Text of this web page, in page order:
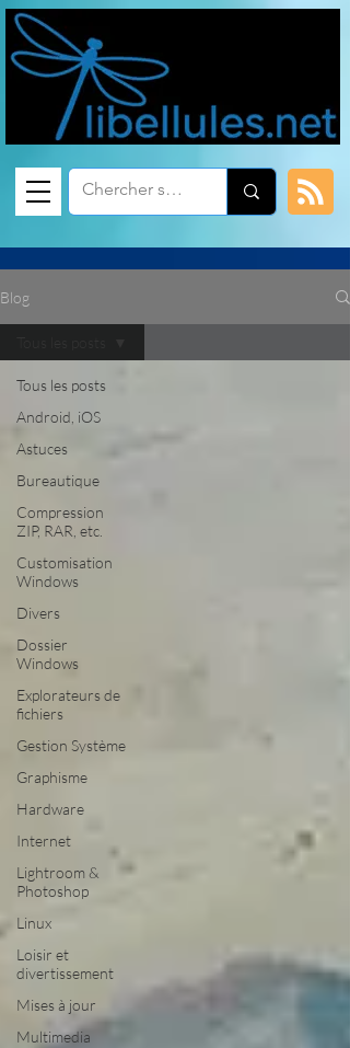
Blog
Tous les posts
Android, iOS
Astuces
Bureautique
Compression
ZIP, RAR, etc.
Customisation
Windows
Divers
Dossier
Windows
Explorateurs de
fichiers
Gestion Système
Graphisme
Hardware
Internet
Lightroom &
Photoshop
Linux
Loisir et
divertissement
Mises à jour
Multimedia